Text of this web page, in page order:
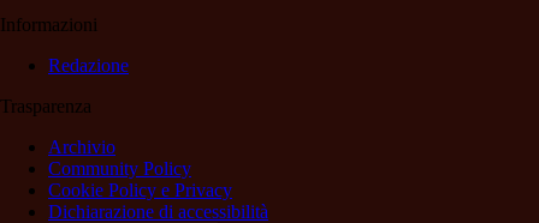
Informazioni
Redazione
Trasparenza
Archivio
Community Policy
Cookie Policy e Privacy
Dichiarazione di accessibilità